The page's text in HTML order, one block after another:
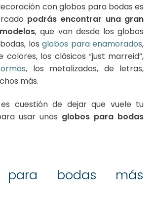
con globos para bodas es
podrás encontrar una gran
, que van desde los globos
losglobos para enamorados,
colores, los clásicos “just marreid”,
, los metalizados, de letras,
más.
cuestión de dejar que vuele tu
usar unos globos para bodas
para bodas más